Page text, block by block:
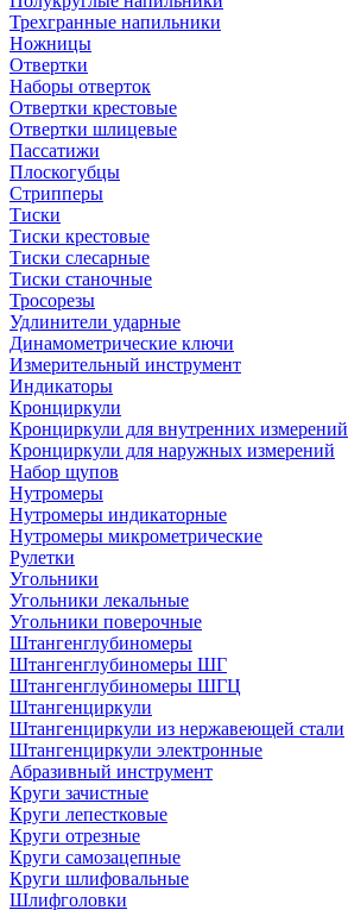
Трехгранные напильники
Ножницы
Отвертки
Наборы отверток
Отвертки крестовые
Отвертки шлицевые
Пассатижи
Плоскогубцы
Стрипперы
Тиски
Тиски крестовые
Тиски слесарные
Тиски станочные
Тросорезы
Удлинители ударные
Динамометрические ключи
Измерительный инструмент
Индикаторы
Кронциркули
Кронциркули для внутренних измерений
Кронциркули для наружных измерений
Набор щупов
Нутромеры
Нутромеры индикаторные
Нутромеры микрометрические
Рулетки
Угольники
Угольники лекальные
Угольники поверочные
Штангенглубиномеры
Штангенглубиномеры ШГ
Штангенглубиномеры ШГЦ
Штангенциркули
Штангенциркули из нержавеющей стали
Штангенциркули электронные
Абразивный инструмент
Круги зачистные
Круги лепестковые
Круги отрезные
Круги самозацепные
Круги шлифовальные
Шлифголовки